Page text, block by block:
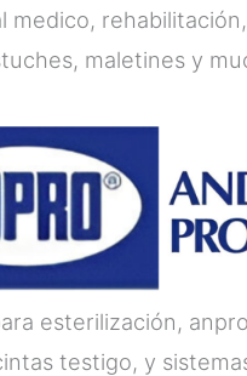
medico,
maletines y
esterilización,
testigo, y